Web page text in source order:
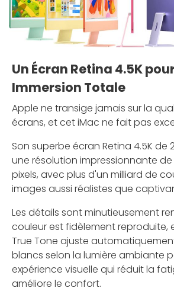
Un Écran Retina 4.5K
Immersion Totale
Apple ne transige jamais sur la
écrans, et cet iMac ne fait pas
Son superbe écran Retina 4.5K de
une résolution impressionnante de
pixels, avec plus d'un milliard de
images aussi réalistes que
Les détails sont minutieusement
couleur est fidèlement reproduite,
True Tone ajuste
blancs selon la lumière ambiante
expérience visuelle qui réduit la
améliore le confort.